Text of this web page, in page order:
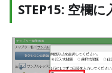
STEP15: 空欄